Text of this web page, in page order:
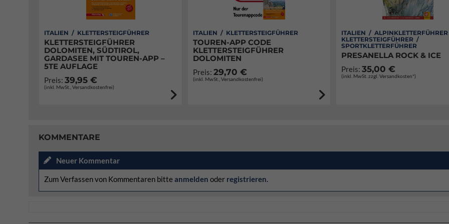
ITALIEN / KLETTERSTEIGFÜHRER
KLETTERSTEIGFÜHRER
DOLOMITEN, SÜDTIROL,
GARDASEE MIT TOUREN-APP –
5TE AUFLAGE
Preis: 39,95 €
(inkl. MwSt., Versandkostenfrei)
ITALIEN / KLETTERSTEIGFÜHRER
TOUREN-APP CODE
KLETTERSTEIGFÜHRER
DOLOMITEN
Preis: 29,70 €
(inkl. MwSt., Versandkostenfrei)
ITALIEN /
KLETTERSTEIGFÜHRER /
SPORTKLETTERFÜHRER
PRESANELLA ROCK & ICE
Preis:35,00 €
(inkl. MwSt. zzgl. Versandkosten*)
KOMMENTARE
Neuer Kommentar
Zum Verfassen von Kommentaren bitte anmelden oder registrieren.